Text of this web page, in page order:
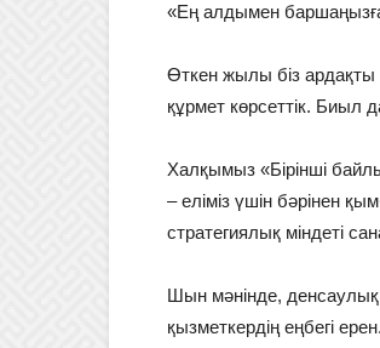
«Ең алдымен
Өткен жылы біз ардақты
құрмет көрсеттік. Биыл
Халқымыз «Бірінші
– еліміз үшін бәрінен
стратегиялық міндеті
Шын мәнінде, денсаулық
қызметкердің еңбегі ерен.